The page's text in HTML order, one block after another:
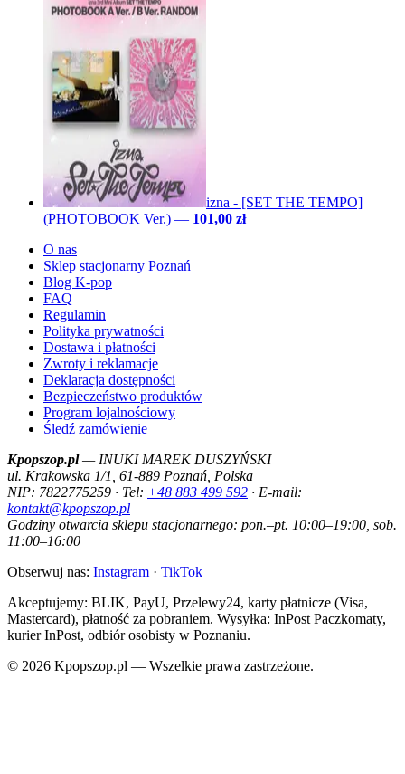
izna - [SET THE TEMPO]
(PHOTOBOOK Ver.) — 101,00 zł
O nas
Sklep stacjonarny Poznań
Blog K-pop
FAQ
Regulamin
Polityka prywatności
Dostawa i płatności
Zwroty i reklamacje
Deklaracja dostępności
Bezpieczeństwo produktów
Program lojalnościowy
Śledź zamówienie
Kpopszop.pl— INUKI MAREK DUSZYŃSKI
ul. Krakowska 1/1, 61-889 Poznań, Polska
NIP: 7822775259 · Tel: +48 883 499 592 · E-mail:
kontakt@kpopszop.pl
Godziny otwarcia sklepu stacjonarnego: pon.–pt. 10:00–19:00, sob.
11:00–16:00
Obserwuj nas: Instagram · TikTok
Akceptujemy: BLIK, PayU, Przelewy24, karty płatnicze (Visa,
Mastercard), płatność za pobraniem. Wysyłka: InPost Paczkomaty,
kurier InPost, odbiór osobisty w Poznaniu.
© 2026 Kpopszop.pl — Wszelkie prawa zastrzeżone.